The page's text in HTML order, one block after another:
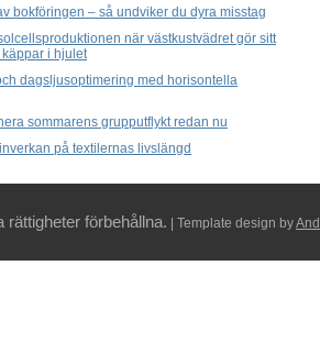
bokföringen – så undviker du dyra misstag
när västkustvädret gör sitt
käppar i hjulet
dagsljusoptimering med horisontella
sommarens grupputflykt redan nu
på textilernas livslängd
rättigheter förbehållna. | Template design by